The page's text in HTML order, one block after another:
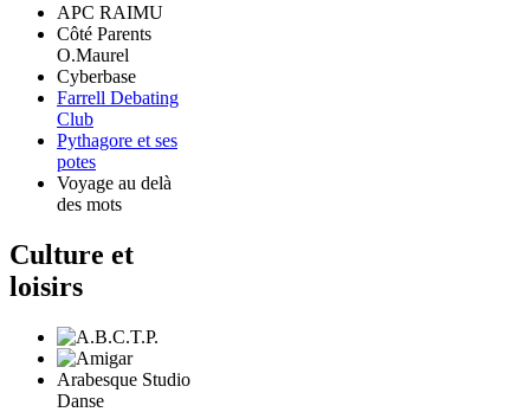
APC RAIMU
Côté Parents
O.Maurel
Cyberbase
Farrell Debating
Club
Pythagore et ses
potes
Voyage au delà
des mots
Culture et
loisirs
Arabesque Studio
Danse